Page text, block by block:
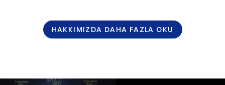
HAKKIMIZDA DAHA FAZLA OKU